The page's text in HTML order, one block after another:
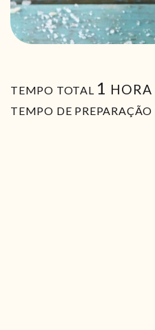
TEMPO TOTAL 1 HORA
HORA
TEMPO DE PREPARAÇÃO